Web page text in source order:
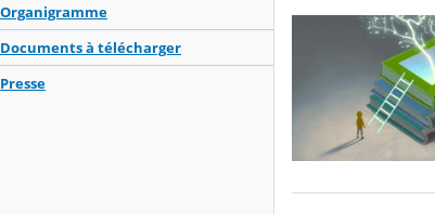
Organigramme
Documents à télécharger
Presse